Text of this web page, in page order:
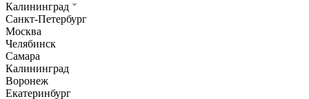
Калининград
Санкт-Петербург
Москва
Челябинск
Самара
Калининград
Воронеж
Екатеринбург